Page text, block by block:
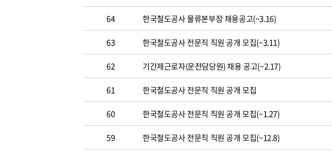
64 한국철도공사 물류본부장 채용공고(~3.16)
63 한국철도공사 전문직 직원 공개 모집(~3.11)
62 기간제근로자(운전담당원) 채용 공고(~2.17)
61 한국철도공사 전문직 직원 공개 모집
60 한국철도공사 전문직 직원 공개 모집(~1.27)
59 한국철도공사 전문직 직원 공개 모집(~12.8)